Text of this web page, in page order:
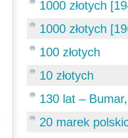
1000 złotych
1000 złotych
100 złotych
10 złotych
130 lat –
20 marek